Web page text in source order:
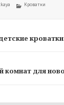
Рубрики
Кроватки
кроватки
комнат для